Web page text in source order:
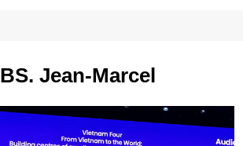
BS. Jean-Marcel